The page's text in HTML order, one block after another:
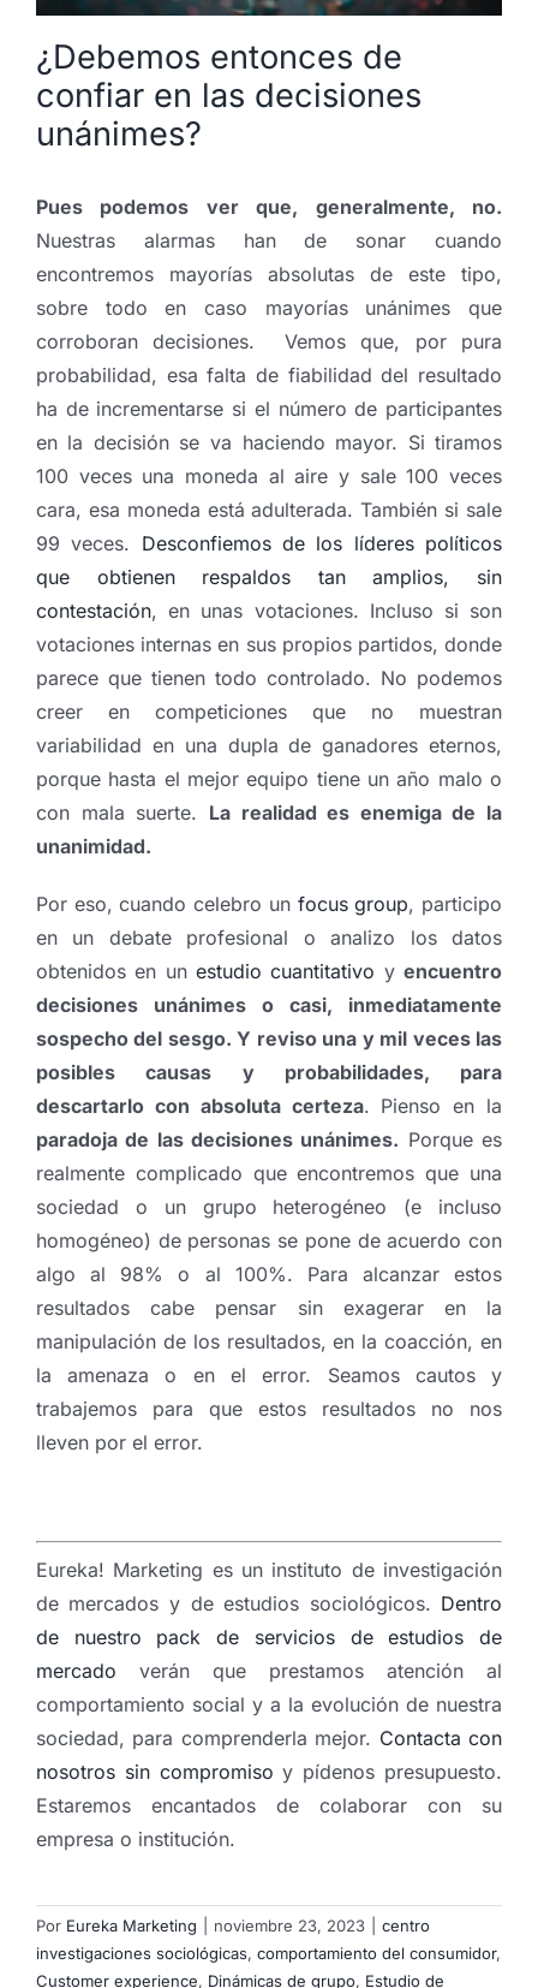
¿Debemos entonces de
confiar en las decisiones
unánimes?
Pues podemos ver que, generalmente, no.
Nuestras alarmas han de sonar cuando
encontremos mayorías absolutas de este tipo,
sobre todo en caso mayorías unánimes que
corroboran decisiones. Vemos que, por pura
probabilidad, esa falta de fiabilidad del resultado
ha de incrementarse si el número de participantes
en la decisión se va haciendo mayor. Si tiramos
100 veces una moneda al aire y sale 100 veces
cara, esa moneda está adulterada. También si sale
99 veces. Desconfiemos de los líderes políticos
que obtienen respaldos tan amplios, sin
contestación, en unas votaciones. Incluso si son
votaciones internas en sus propios partidos, donde
parece que tienen todo controlado. No podemos
creer en competiciones que no muestran
variabilidad en una dupla de ganadores eternos,
porque hasta el mejor equipo tiene un año malo o
con mala suerte. La realidad es enemiga de la
unanimidad.
Por eso, cuando celebro un focus group, participo
en un debate profesional o analizo los datos
obtenidos en un estudio cuantitativo yencuentro
decisiones unánimes o casi, inmediatamente
sospecho del sesgo. Y reviso una y mil veces las
posibles causas y probabilidades, para
descartarlo con absoluta certeza. Pienso en la
paradoja de las decisiones unánimes. Porque es
realmente complicado que encontremos que una
sociedad o un grupo heterogéneo (e incluso
homogéneo) de personas se pone de acuerdo con
algo al 98% o al 100%. Para alcanzar estos
resultados cabe pensar sin exagerar en la
manipulación de los resultados, en la coacción, en
la amenaza o en el error. Seamos cautos y
trabajemos para que estos resultados no nos
lleven por el error.
Eureka! Marketing es un instituto de investigación
de mercados y de estudios sociológicos. Dentro
de nuestro pack de servicios de estudios de
mercado verán que prestamos atención al
comportamiento social y a la evolución de nuestra
sociedad, para comprenderla mejor. Contacta con
nosotros sin compromiso y pídenos presupuesto.
Estaremos encantados de colaborar con su
empresa o institución.
Por Eureka Marketing noviembre 23, 2023
centro
investigaciones sociológicas, comportamiento del consumidor,
Customer experience, Dinámicas de grupo, Estudio de